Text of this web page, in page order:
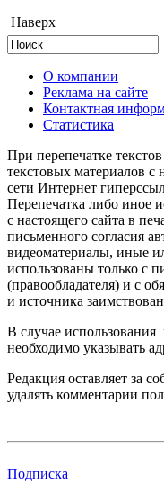
Наверх
О компании
Реклама на сайте
Контактная
Статистика
При перепечатке
текстовых материалов с
сети Интернет
Перепечатка либо иное
с настоящего сайта в
письменного согласия
видеоматериалы, иные
использованы только с
(правообладателя) и с
и источника
В случае
необходимо указывать
Редакция оставляет за
удалять комментарии
Подписка